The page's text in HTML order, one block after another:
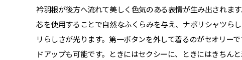
衿羽根が後方へ流れて美しく色気のある表情が生み出されま
芯を使用することで自然なふくらみを与え、ナポリシャツら
リらしさが光ります。第一ボタンを外して着るのがセオリー
ドアップも可能です。ときにはセクシーに、ときにはきちん